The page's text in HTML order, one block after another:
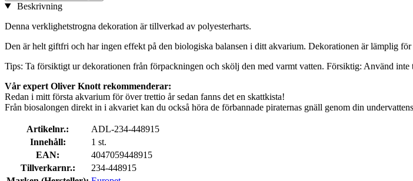
Beskrivning
Denna verklighetstrogna dekoration är tillverkad av polyesterharts.
Den är helt giftfri och har ingen effekt på den biologiska balansen i ditt akvarium. Dekorationen är lämplig för
Tips: Ta försiktigt ur dekorationen från förpackningen och skölj den med varmt vatten. Försiktig: Använd
Vår expert Oliver Knott rekommenderar:
Redan i mitt första akvarium för över trettio år sedan fanns det en skattkista!
Från biosalongen direkt in i akvariet kan du också höra de förbannade piraternas gnäll genom din
Artikelnr.:
ADL-234-448915
Innehåll:
1 st.
EAN:
4047059448915
Tillverkarnr.:
234-448915